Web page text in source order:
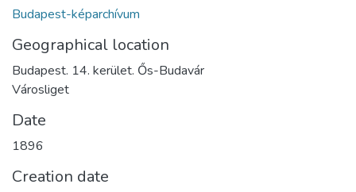
Budapest-képarchívum
Geographical location
Budapest. 14. kerület. Ős-Budavár
Városliget
Date
1896
Creation date